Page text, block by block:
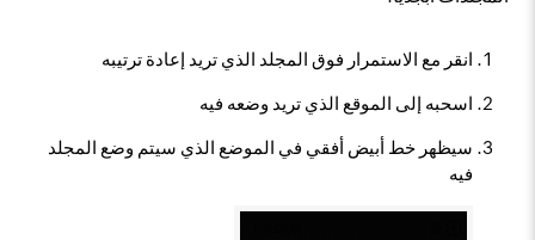
انقر مع الاستمرار فوق المجلد الذي تريد إعادة ترتيبه
اسحبه إلى الموقع الذي تريد وضعه فيه
سيظهر خط أبيض أفقي في الموضع الذي سيتم وضع المجلد
فيه